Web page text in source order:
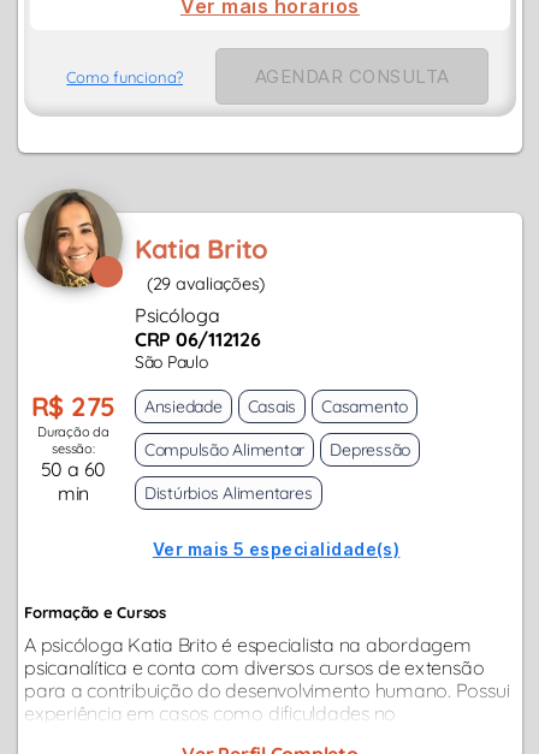
Ver mais horarios
Como funciona? AGENDAR CONSULTA
Katia Brito
(29 avaliações)
Psicóloga
CRP 06/112126
São Paulo
R$ 275
Duração da
sessão:
50 a 60
min
Ansiedade Casais
Casamento
Compulsão Alimentar
Depressão
Distúrbios Alimentares
Ver mais 5 especialidade(s)
Formação e Cursos
A psicóloga Katia Brito é especialista na abordagem
psicanalítica e conta com diversos cursos de extensão
para a contribuição do desenvolvimento humano. Possui
experiência em casos como dificuldades no